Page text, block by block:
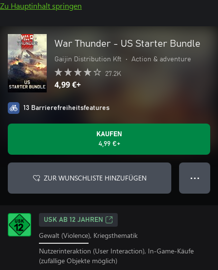
Zu Hauptinhalt springen
War Thunder - US Starter Bundle
Gaijin Distribution Kft • Action & adventure
27.2K
4,99 €+
13 Barrierefreiheitsfeatures
KAUFEN
4,99 €+
ZUR WUNSCHLISTE HINZUFÜGEN ● ● ●
USK AB 12 JAHREN
Gewalt (Violence), Kriegsthematik
Nutzerinteraktion (User Interaction), In-Game-Käufe
(zufällige Objekte möglich)